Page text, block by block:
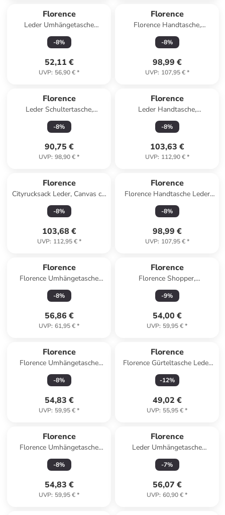
Florence
Leder Umhängetasche
Florence Tasche pink ca. 22cm
-8%
52,11 €
UVP: 56,90 €*
Florence
Florence Handtasche,
Umhängetasche Leder pink,
braun ca. 31cm
-8%
98,99 €
UVP: 107,95 €*
Florence
Leder Schultertasche,
Shopper Florence Tasche
schwarz ca. 44cm
-8%
90,75 €
UVP: 98,90 €*
Florence
Leder Handtasche,
Umhängetasche Florence
Tasche beige ca. 31cm
-8%
103,63 €
UVP: 112,90 €*
Florence
Cityrucksack Leder, Canvas ca.
43cm breit ca. 39cm hoch
-8%
103,68 €
UVP: 112,95 €*
Florence
Florence Handtasche Leder
beige ca. 30cm
-8%
98,99 €
UVP: 107,95 €*
Florence
Florence Umhängetasche
Leder pink ca. 22cm
-8%
56,86 €
UVP: 61,95 €*
Florence
Florence Shopper,
Schultertasche Leder taupe,
dunkelbeige ca. 28cm
-9%
54,00 €
UVP: 59,95 €*
Florence
Florence Umhängetasche
Leder silber, farbig ca. 19cm
-8%
54,83 €
UVP: 59,95 €*
Florence
Florence Gürteltasche Leder
braun, tan ca. 25cm
-12%
49,02 €
UVP: 55,95 €*
Florence
Florence Umhängetasche
Leder gold ca. 19cm
-8%
54,83 €
UVP: 59,95 €*
Florence
Leder Umhängetasche
Florence Tasche weiß ca.
22cm
-7%
56,07 €
UVP: 60,90 €*